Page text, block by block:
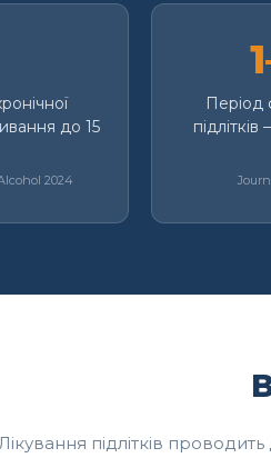
до 15
2024
Період
підлітків